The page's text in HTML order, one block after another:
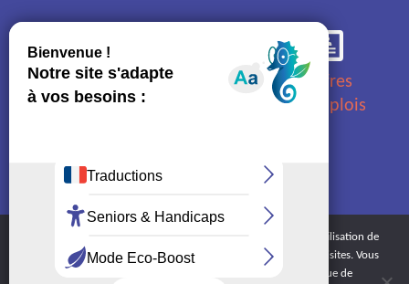
Questions
fréquentes
Offres
d'emplois
contacter
et horaires
En poursuivant votre navigation sur ce site, vous acceptez l’utilisation de
cookies dans le but de réaliser des statistiques anonymes de visites. Vous
pouvez à tout moment désactiver ce suivi dans la politique de